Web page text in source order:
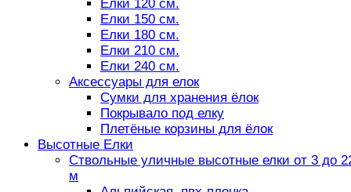
Елки 120 см.
Елки 150 см.
Елки 180 см.
Елки 210 см.
Елки 240 см.
Аксессуары для елок
Сумки для хранения ёлок
Покрывало под елку
Плетёные корзины для ёлок
Высотные Елки
Ствольные уличные высотные елки от 3 до
м